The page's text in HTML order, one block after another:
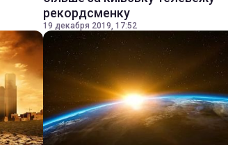
рекордсменку
19 декабря 2019, 17:52